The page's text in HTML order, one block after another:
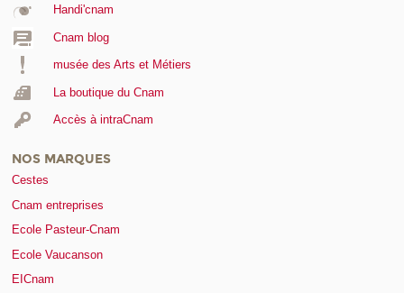
Handi'cnam
Cnam blog
musée des Arts et Métiers
La boutique du Cnam
Accès à intraCnam
NOS MARQUES
Cestes
Cnam entreprises
Ecole Pasteur-Cnam
Ecole Vaucanson
EICnam